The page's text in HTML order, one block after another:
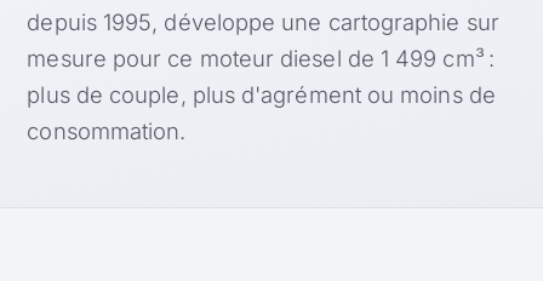
depuis 1995, développe une cartographie sur
mesure pour ce moteur diesel de 1 499 cm³ :
plus de couple, plus d'agrément ou moins de
consommation.